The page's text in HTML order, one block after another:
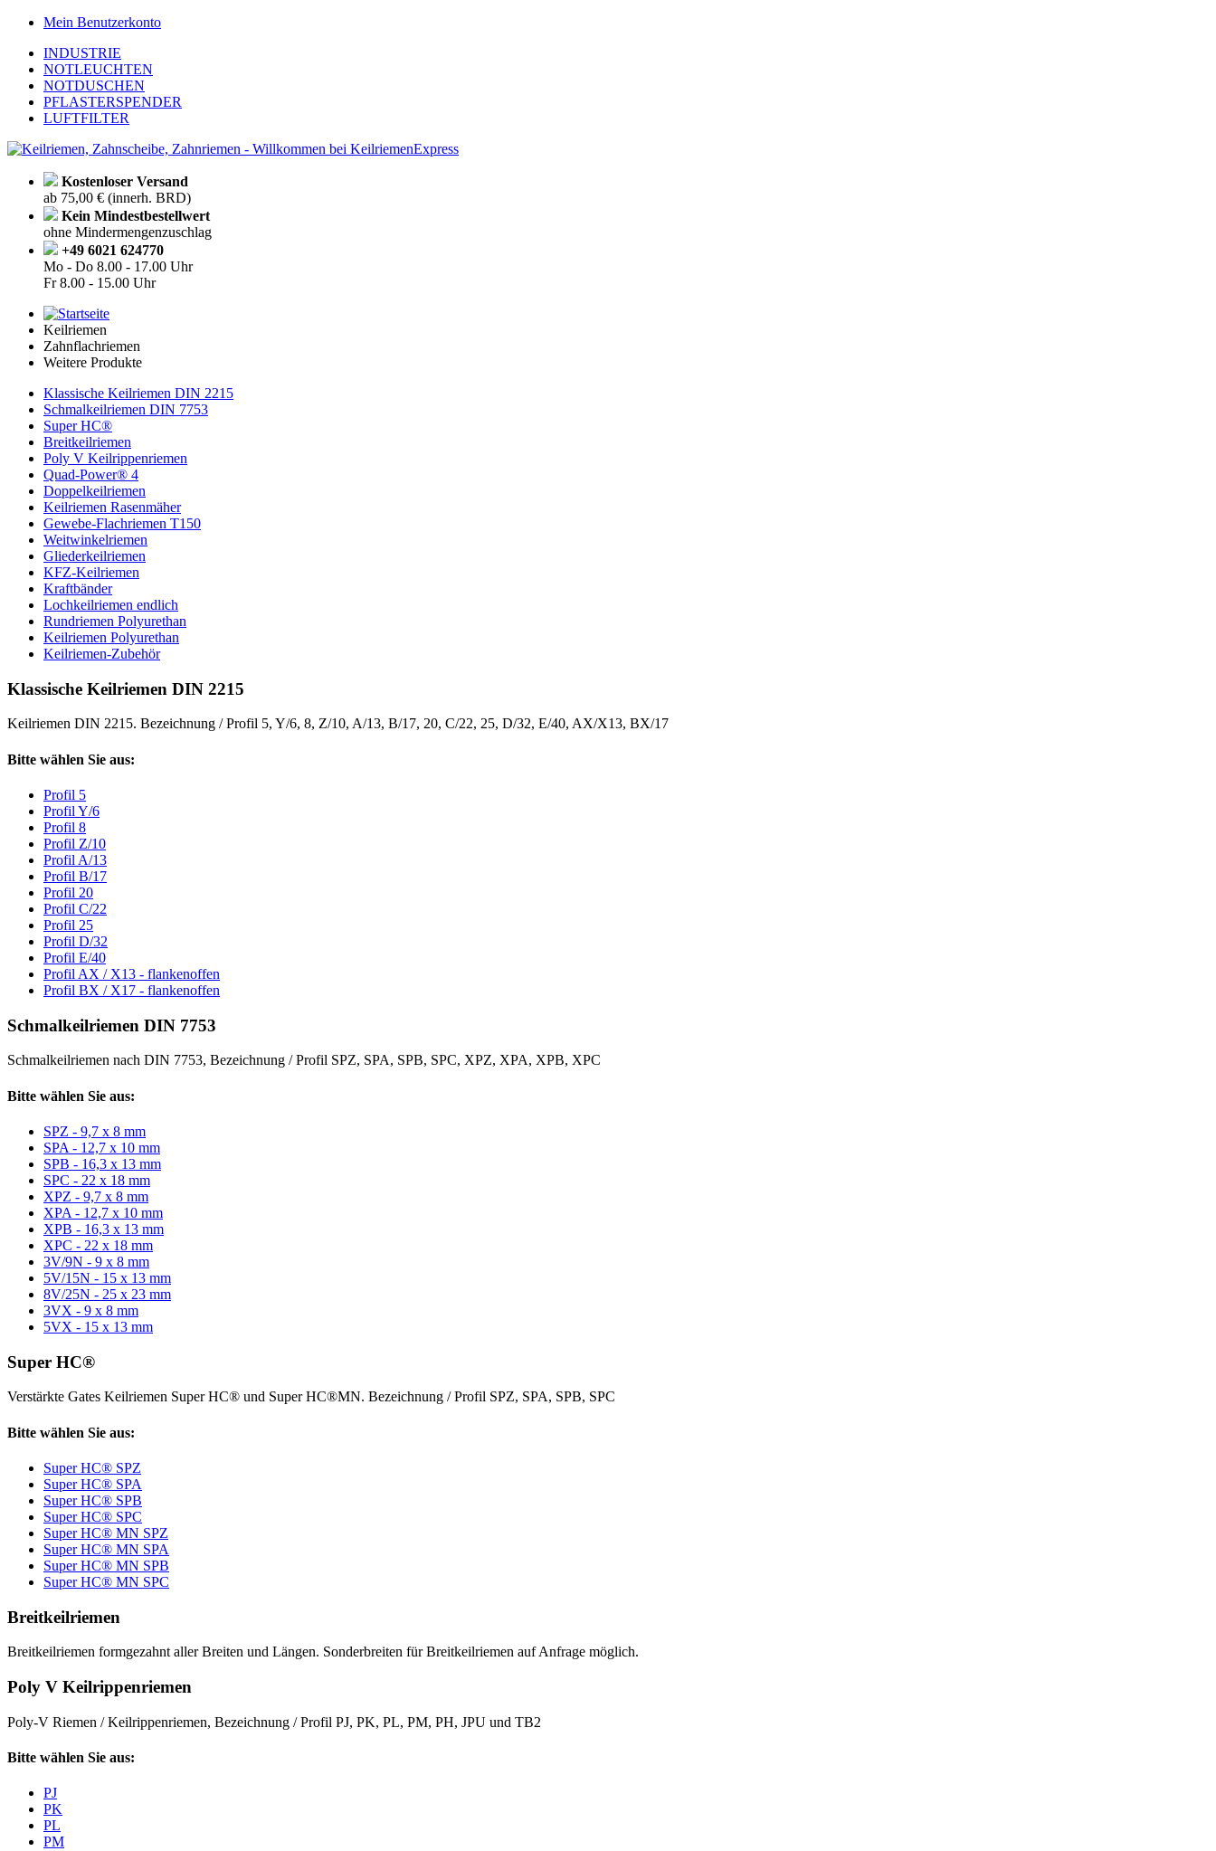
Mein Benutzerkonto
INDUSTRIE
NOTLEUCHTEN
NOTDUSCHEN
PFLASTERSPENDER
LUFTFILTER
Kostenloser Versand
ab 75,00 € (innerh. BRD)
Kein Mindestbestellwert
ohne Mindermengenzuschlag
+49 6021 624770
Mo - Do 8.00 - 17.00 Uhr
Fr8.00 - 15.00 Uhr
Keilriemen
Zahnflachriemen
Weitere Produkte
Klassische Keilriemen DIN 2215
Schmalkeilriemen DIN 7753
Super HC®
Breitkeilriemen
Poly V Keilrippenriemen
Quad-Power® 4
Doppelkeilriemen
Keilriemen Rasenmäher
Gewebe-Flachriemen T150
Weitwinkelriemen
Gliederkeilriemen
KFZ-Keilriemen
Kraftbänder
Lochkeilriemen endlich
Rundriemen Polyurethan
Keilriemen Polyurethan
Keilriemen-Zubehör
Klassische Keilriemen DIN 2215
Keilriemen DIN 2215. Bezeichnung / Profil 5, Y/6, 8, Z/10, A/13, B/17, 20, C/22, 25, D/32, E/40, AX/X13, BX/17
Bitte wählen Sie aus:
Profil 5
Profil Y/6
Profil 8
Profil Z/10
Profil A/13
Profil B/17
Profil 20
Profil C/22
Profil 25
Profil D/32
Profil E/40
Profil AX / X13 - flankenoffen
Profil BX / X17 - flankenoffen
Schmalkeilriemen DIN 7753
Schmalkeilriemen nach DIN 7753, Bezeichnung / Profil SPZ, SPA, SPB, SPC, XPZ, XPA, XPB, XPC
Bitte wählen Sie aus:
SPZ - 9,7 x 8 mm
SPA - 12,7 x 10 mm
SPB - 16,3 x 13 mm
SPC - 22 x 18 mm
XPZ - 9,7 x 8 mm
XPA - 12,7 x 10 mm
XPB - 16,3 x 13 mm
XPC - 22 x 18 mm
3V/9N - 9 x 8 mm
5V/15N - 15 x 13 mm
8V/25N - 25 x 23 mm
3VX - 9 x 8 mm
5VX - 15 x 13 mm
Super HC®
Verstärkte Gates Keilriemen Super HC® und Super HC®MN. Bezeichnung / Profil SPZ, SPA, SPB, SPC
Bitte wählen Sie aus:
Super HC® SPZ
Super HC® SPA
Super HC® SPB
Super HC® SPC
Super HC® MN SPZ
Super HC® MN SPA
Super HC® MN SPB
Super HC® MN SPC
Breitkeilriemen
Breitkeilriemen formgezahnt aller Breiten und Längen. Sonderbreiten für Breitkeilriemen auf Anfrage möglich.
Poly V Keilrippenriemen
Poly-V Riemen / Keilrippenriemen, Bezeichnung / Profil PJ, PK, PL, PM, PH, JPU und TB2
Bitte wählen Sie aus:
PJ
PK
PL
PM